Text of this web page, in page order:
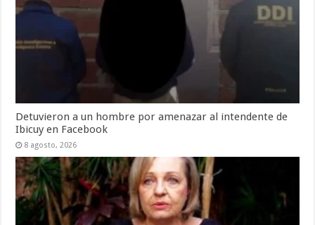
Detuvieron a un hombre por amenazar al intendente de
Ibicuy en Facebook
8 agosto, 2026